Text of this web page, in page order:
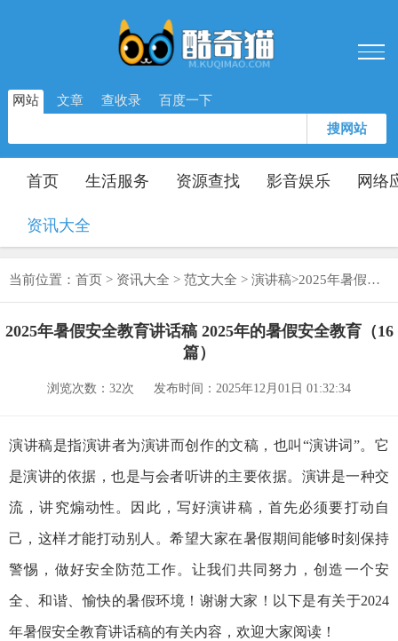
网站 文章 查收录 百度一下
搜网站
首页 生活服务 资源查找 影音娱乐 网络
资讯大全
当前位置： 首页 > 资讯大全 > 范文大全 > 演讲稿>2025年暑假安全教育讲话稿 2025年的暑假安全教育（16篇）
2025年暑假安全教育讲话稿 2025年的暑假安全教育（16
篇）
浏览次数：32次 发布时间：2025年12月01日 01:32:34
演讲稿是指演讲者为演讲而创作的文稿，也叫“演讲词”。它
是演讲的依据，也是与会者听讲的主要依据。演讲是一种交
流，讲究煽动性。因此，写好演讲稿，首先必须要打动自
己，这样才能打动别人。希望大家在暑假期间能够时刻保持
警惕，做好安全防范工作。让我们共同努力，创造一个安
全、和谐、愉快的暑假环境！谢谢大家！以下是有关于2024
年暑假安全教育讲话稿的有关内容，欢迎大家阅读！